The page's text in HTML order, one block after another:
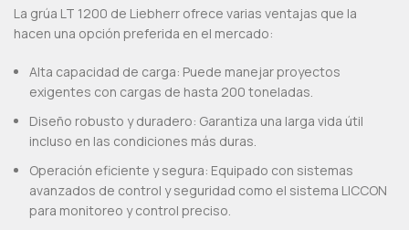
La grúa LT 1200 de Liebherr ofrece varias ventajas que la
hacen una opción preferida en el mercado:
Alta capacidad de carga: Puede manejar proyectos
exigentes con cargas de hasta 200 toneladas.
Diseño robusto y duradero: Garantiza una larga vida útil
incluso en las condiciones más duras.
Operación eficiente y segura: Equipado con sistemas
avanzados de control y seguridad como el sistema LICCON
para monitoreo y control preciso.